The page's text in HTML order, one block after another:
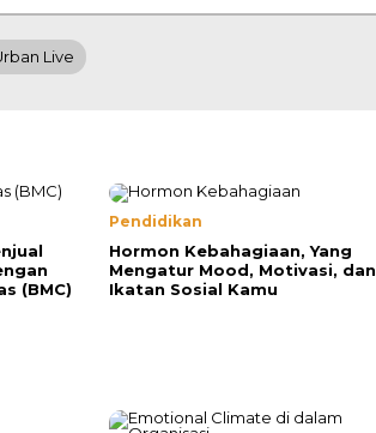
Live
(BMC)
Pendidikan
Hormon Kebahagiaan, Yang
Mengatur Mood, Motivasi, dan
Ikatan Sosial Kamu